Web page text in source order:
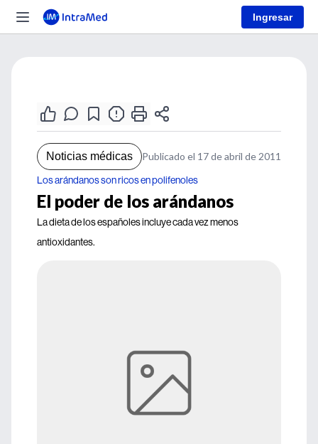
Ingresar
Noticias médicas Publicado el 17 de abril de 2011
Los arándanos son ricos en polifenoles
El poder de los arándanos
La dieta de los españoles incluye cada vez menos
antioxidantes.